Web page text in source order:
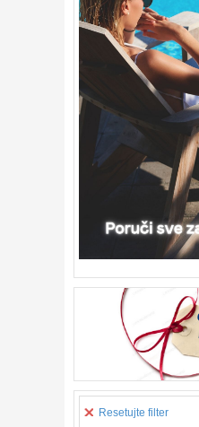
Resetujte filter